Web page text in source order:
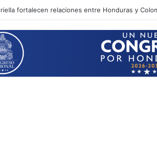
por violencia doméstica en San Pedro Sula